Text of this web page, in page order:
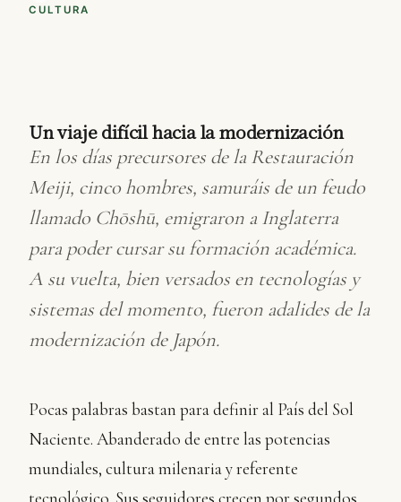
CULTURA
Un viaje difícil hacia la modernización
En los días precursores de la Restauración
Meiji, cinco hombres, samuráis de un feudo
llamado Chōshū, emigraron a Inglaterra
para poder cursar su formación académica.
A su vuelta, bien versados en tecnologías y
sistemas del momento, fueron adalides de la
modernización de Japón.
Pocas palabras bastan para definir al País del Sol
Naciente. Abanderado de entre las potencias
mundiales, cultura milenaria y referente